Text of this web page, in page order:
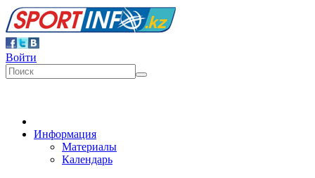
Войти
Информация
Материалы
Календарь